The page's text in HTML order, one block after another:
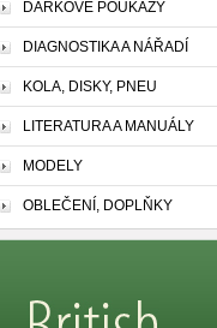
DÁRKOVÉ POUKAZY
DIAGNOSTIKA A NÁŘADÍ
KOLA, DISKY, PNEU
LITERATURA A MANUÁLY
MODELY
OBLEČENÍ, DOPLŇKY